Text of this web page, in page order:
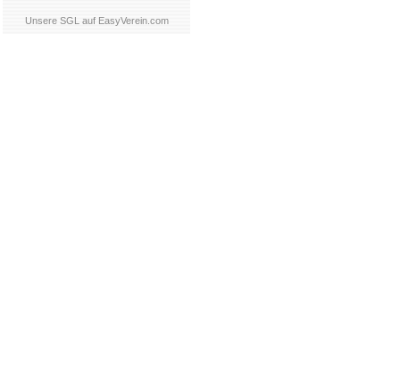
Unsere SGL auf EasyVerein.com